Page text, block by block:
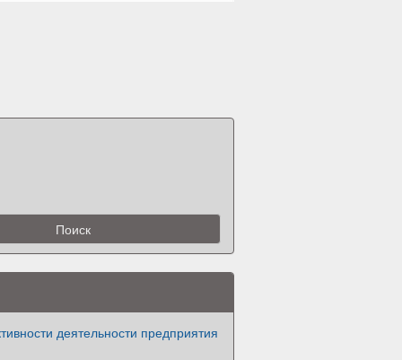
деятельности предприятия